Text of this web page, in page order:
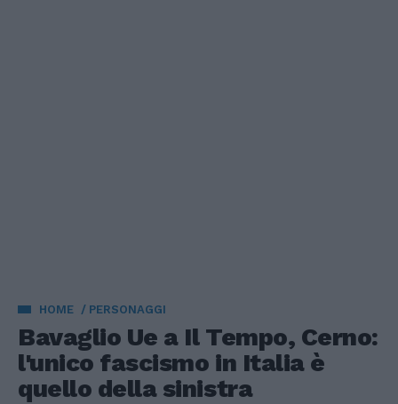
HOME PERSONAGGI
Bavaglio Ue a Il Tempo, Cerno:
l'unico fascismo in Italia è
quello della sinistra